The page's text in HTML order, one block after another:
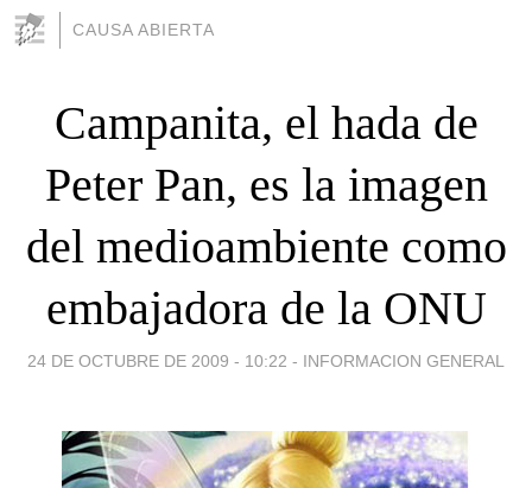
CAUSA ABIERTA
Campanita, el hada de
Peter Pan, es la imagen
del medioambiente como
embajadora de la ONU
24 DE OCTUBRE DE 2009 - 10:22 - INFORMACION GENERAL